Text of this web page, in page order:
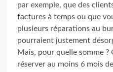
par exemple, que des
factures à temps ou que
plusieurs réparations au
pourraient justement
Mais, pour quelle somme ?
réserver au moins 6 mois